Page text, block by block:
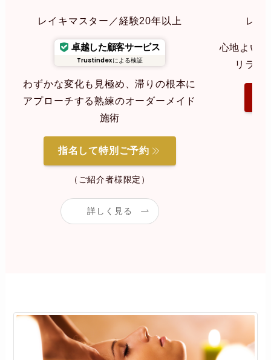
レイキマスター／経験20年以上
卓越した顧客サービス
Trustindexによる検証
わずかな変化も見極め、滞りの根本に
アプローチする熟練のオーダーメイド
施術
指名して特別ご予約
（ご紹介者様限定）
詳しく見る
レイ
心地よい
リラク